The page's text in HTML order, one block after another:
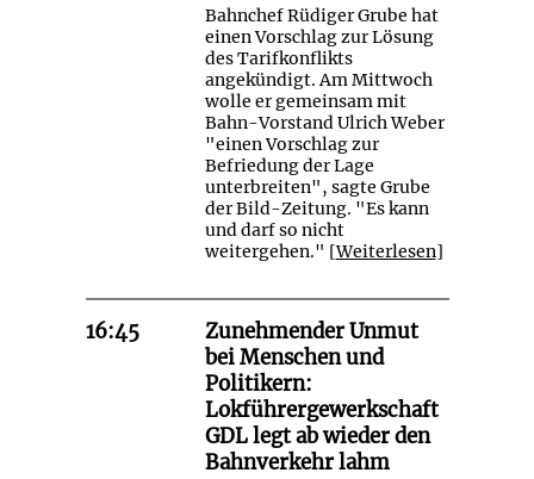
Bahnchef Rüdiger Grube hat
einen Vorschlag zur Lösung
des Tarifkonflikts
angekündigt. Am Mittwoch
wolle er gemeinsam mit
Bahn-Vorstand Ulrich Weber
"einen Vorschlag zur
Befriedung der Lage
unterbreiten", sagte Grube
der Bild-Zeitung. "Es kann
und darf so nicht
weitergehen." [Weiterlesen]
16:45
Zunehmender Unmut
bei Menschen und
Politikern:
Lokführergewerkschaft
GDL legt ab wieder den
Bahnverkehr lahm